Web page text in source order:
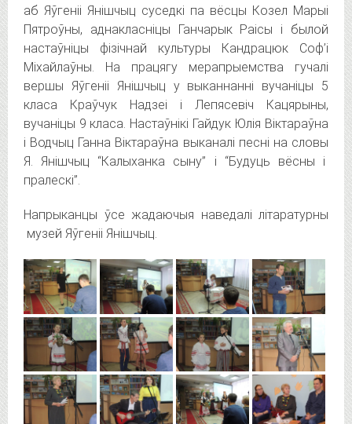
аб Яўгеніі Янішчыц суседкі па вёсцы Козел Марыі
Пятроўны, аднакласніцы Ганчарык Раісы і былой
настаўніцы фізічнай культуры Кандрацюк Соф’і
Міхайлаўны. На працягу мерапрыемства гучалі
вершы Яўгеніі Янішчыц у выканнанні вучаніцы 5
класа Краўчук Надзеі і Лепясевіч Кацярыны,
вучаніцы 9 класа. Настаўнікі Гайдук Юлія Віктараўна
і Водчыц Ганна Віктараўна выканалі песні на словы
Я. Янішчыц “Калыханка сыну” і “Будуць вёсны і
пралескі”.
Напрыканцы ўсе жадаючыя наведалі літаратурны
музей Яўгеніі Янішчыц.